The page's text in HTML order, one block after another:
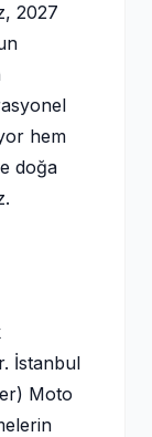
2027
hem
doğa
İstanbul
Moto